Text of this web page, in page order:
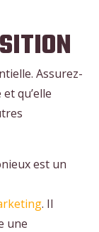
Assurez-
qu’elle
est un
. Il
une